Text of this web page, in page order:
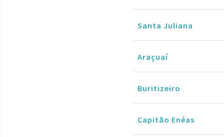
Santa Juliana
Araçuaí
Buritizeiro
Capitão Enéas